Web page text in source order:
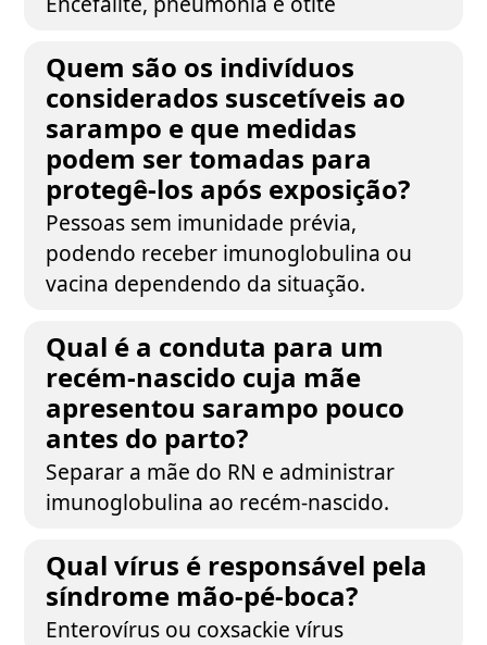
Quem são os indivíduos
considerados suscetíveis ao
sarampo e que medidas
podem ser tomadas para
protegê-los após exposição?
Pessoas sem imunidade prévia,
podendo receber imunoglobulina ou
vacina dependendo da situação.
Qual é a conduta para um
recém-nascido cuja mãe
apresentou sarampo pouco
antes do parto?
Separar a mãe do RN e administrar
imunoglobulina ao recém-nascido.
Qual vírus é responsável pela
síndrome mão-pé-boca?
Enterovírus ou coxsackie vírus